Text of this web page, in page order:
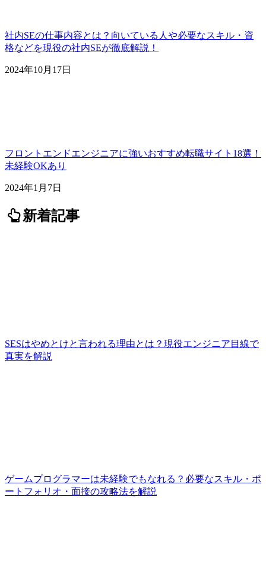
社内SEの仕事内容とは？向いている人や必要なスキル・資
格などを現役の社内SEが徹底解説！
2024年10月17日
フロントエンドエンジニアに強いおすすめ転職サイト18選！
未経験OKあり
2024年1月7日
新着記事
SESはやめとけと言われる理由とは？現役エンジニア目線で
真実を解説
ゲームプログラマーは未経験でもなれる？必要なスキル・ポ
ートフォリオ・面接の攻略法を解説